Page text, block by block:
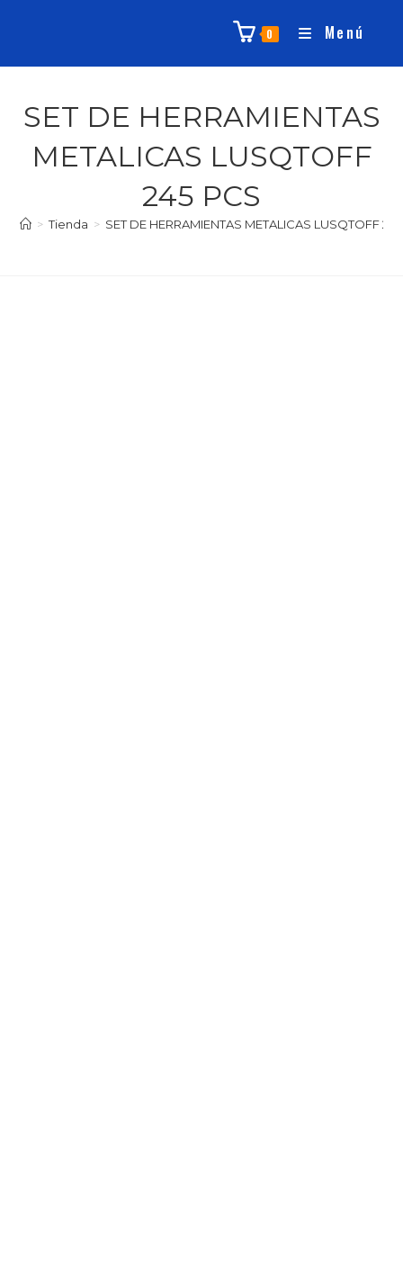
0 Menú
SET DE HERRAMIENTAS
METALICAS LUSQTOFF
245 PCS
> Tienda > SET DE HERRAMIENTAS METALICAS LUSQTOFF